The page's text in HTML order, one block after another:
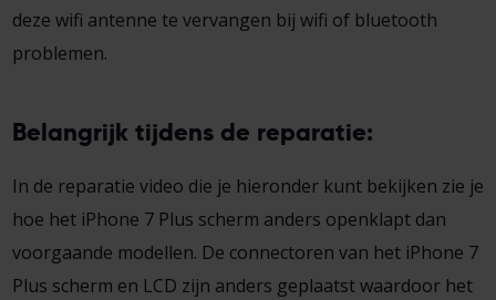
deze wifi antenne te vervangen bij wifi of bluetooth
problemen.
Belangrijk tijdens de reparatie:
In de reparatie video die je hieronder kunt bekijken zie je
hoe het iPhone 7 Plus scherm anders openklapt dan
voorgaande modellen. De connectoren van het iPhone 7
Plus scherm en LCD zijn anders geplaatst waardoor het